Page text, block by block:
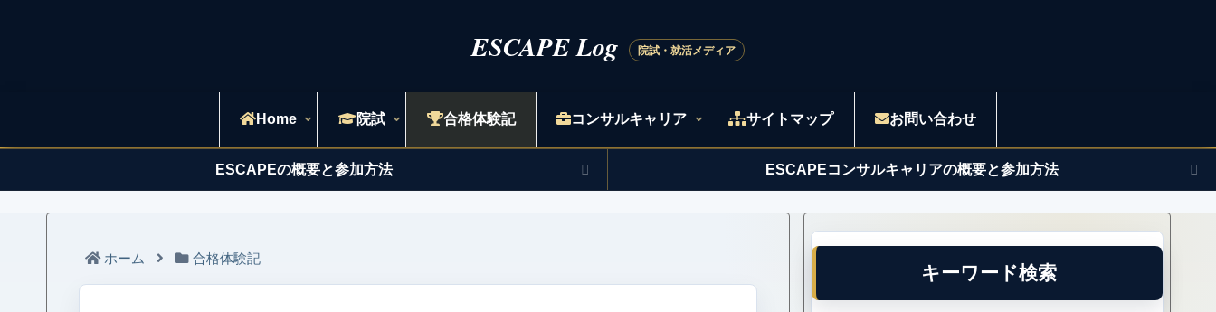
Home 院試 合格体験記 コンサルキャリア サイトマップ お問い合わせ
ESCAPEの概要と参加方法 ESCAPEコンサルキャリアの概要と参加方法
ホーム 合格体験記
キーワード検索